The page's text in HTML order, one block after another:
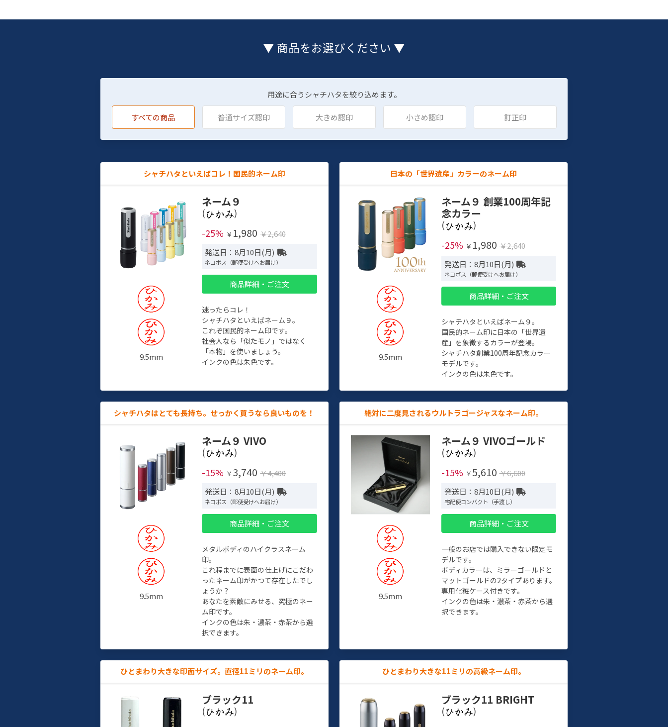
▼ 商品をお選びください ▼
用途に合うシャチハタを絞り込めます。
すべての商品 普通サイズ認印 大きめ認印 小さめ認印 訂正印
シャチハタといえばコレ！国民的ネーム印
9.5mm
ネーム９
(
)
-25% ￥ 1,980 ￥2,640
発送日：8月10日(月)
ネコポス（郵便受けへお届け）
商品詳細・ご注文
迷ったらコレ！
シャチハタといえばネーム９。
これぞ国民的ネーム印です。
社会人なら「似たモノ」ではなく
「本物」を使いましょう。
インクの色は朱色です。
日本の「世界遺産」カラーのネーム印
9.5mm
ネーム９ 創業100周年記
念カラー
(
)
-25% ￥ 1,980 ￥2,640
発送日：8月10日(月)
ネコポス（郵便受けへお届け）
商品詳細・ご注文
シャチハタといえばネーム９。
国民的ネーム印に日本の「世界遺
産」を象徴するカラーが登場。
シャチハタ創業100周年記念カラー
モデルです。
インクの色は朱色です。
シャチハタはとても長持ち。せっかく買うなら良いものを！
9.5mm
ネーム９ VIVO
(
)
-15% ￥ 3,740 ￥4,400
発送日：8月10日(月)
ネコポス（郵便受けへお届け）
商品詳細・ご注文
メタルボディのハイクラスネーム
印。
これ程までに表面の仕上げにこだわ
ったネーム印がかつて存在したでし
ょうか？
あなたを素敵にみせる、究極のネー
ム印です。
インクの色は朱・濃茶・赤茶から選
択できます。
絶対に二度見されるウルトラゴージャスなネーム印。
9.5mm
ネーム９ VIVOゴールド
(
)
-15% ￥ 5,610 ￥6,600
発送日：8月10日(月)
宅配便コンパクト（手渡し）
商品詳細・ご注文
一般のお店では購入できない限定モ
デルです。
ボディカラーは、ミラーゴールドと
マットゴールドの2タイプあります。
専用化粧ケース付きです。
インクの色は朱・濃茶・赤茶から選
択できます。
ひとまわり大きな印面サイズ。直径11ミリのネーム印。
ブラック11
(
)
ひとまわり大きな11ミリの高級ネーム印。
ブラック11 BRIGHT
(
)